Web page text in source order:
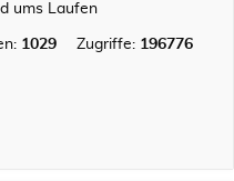
ums Laufen
1029 Zugriffe: 196776